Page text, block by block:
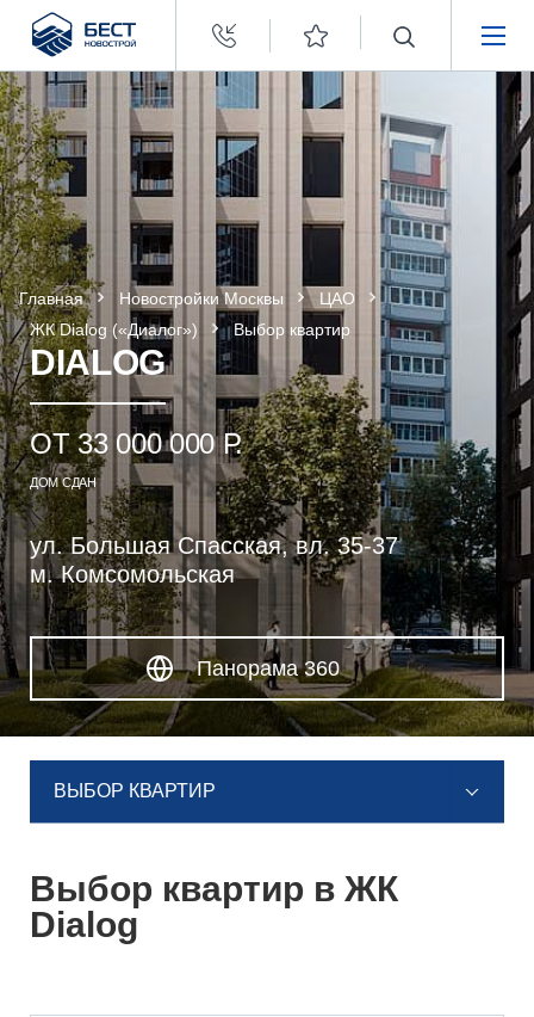
Бест
Новострой
НЕДВИЖИМОСТЬ
ПОКУПАТЕЛЯМ
ЗАСТРОЙЩИКАМ
О КОМПАНИИ
Главная Новостройки Москвы
ЦАО
ЖК Dialog («Диалог»)
Выбор квартир
DIALOG
ОТ 33 000 000 Р.
ДОМ СДАН
ул. Большая Спасская, вл. 35-37
м. Комсомольская
Панорама 360
ВЫБОР КВАРТИР
Выбор квартир в ЖК
Dialog